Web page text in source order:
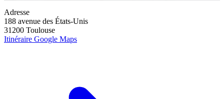
Adresse
188 avenue des États-Unis
31200 Toulouse
Itinéraire Google Maps